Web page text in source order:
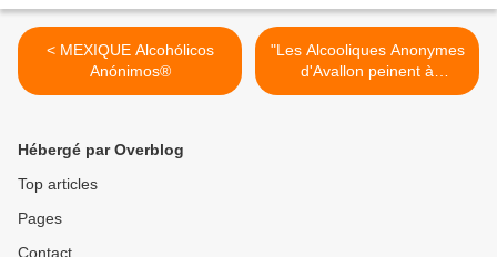
< MEXIQUE Alcohólicos
Anónimos®
"Les Alcooliques Anonymes
d'Avallon peinent à
rassembler à cause du
Hébergé par Overblog
Top articles
Pages
Contact